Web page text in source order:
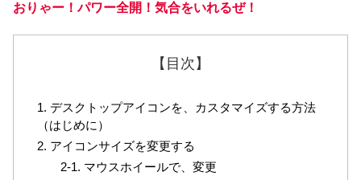
おりゃー！パワー全開！ 気合をいれるぜ！
【目次】
1. デスクトップアイコンを、カスタマイズする方法
（はじめに）
2. アイコンサイズを変更する
2-1. マウスホイールで、変更